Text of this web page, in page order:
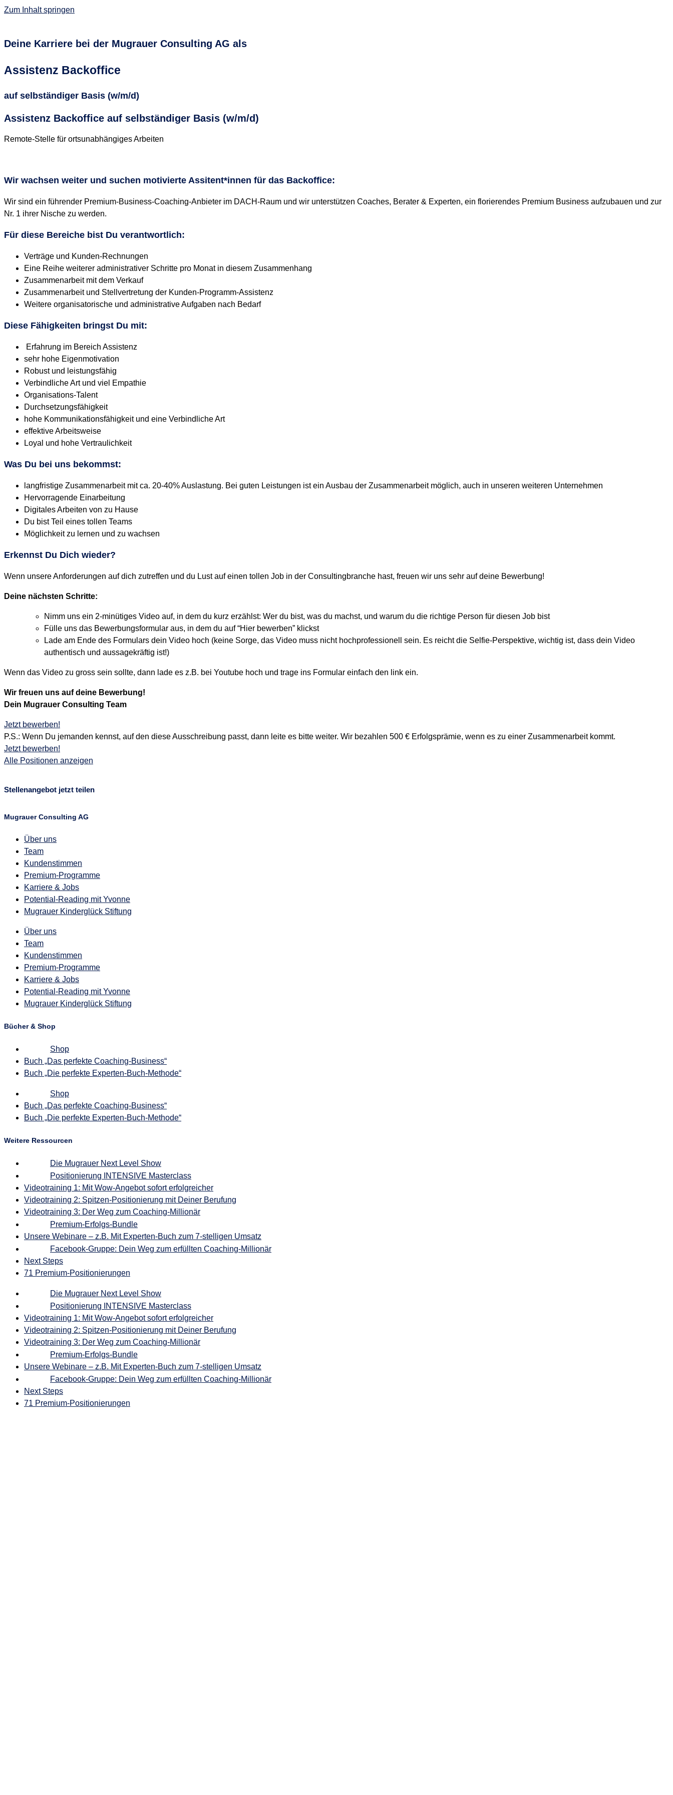
Zum Inhalt springen
Deine Karriere bei der Mugrauer Consulting AG als
Assistenz Backoffice
auf selbständiger Basis (w/m/d)
Assistenz Backoffice auf selbständiger Basis (w/m/d)
Remote-Stelle für ortsunabhängiges Arbeiten
Wir wachsen weiter und suchen motivierte Assitent*innen für das Backoffice:
Wir sind ein führender Premium-Business-Coaching-Anbieter im DACH-Raum und wir unterstützen Coaches, Berater & Experten, ein florierendes Premium Business aufzubauen und zur
Nr. 1 ihrer Nische zu werden.
Für diese Bereiche bist Du verantwortlich:
Verträge und Kunden-Rechnungen
Eine Reihe weiterer administrativer Schritte pro Monat in diesem Zusammenhang
Zusammenarbeit mit dem Verkauf
Zusammenarbeit und Stellvertretung der Kunden-Programm-Assistenz
Weitere organisatorische und administrative Aufgaben nach Bedarf
Diese Fähigkeiten bringst Du mit:
Erfahrung im Bereich Assistenz
sehr hohe Eigenmotivation
Robust und leistungsfähig
Verbindliche Art und viel Empathie
Organisations-Talent
Durchsetzungsfähigkeit
hohe Kommunikationsfähigkeit und eine Verbindliche Art
effektive Arbeitsweise
Loyal und hohe Vertraulichkeit
Was Du bei uns bekommst:
langfristige Zusammenarbeit mit ca. 20-40% Auslastung. Bei guten Leistungen ist ein Ausbau der Zusammenarbeit möglich, auch in unseren weiteren Unternehmen
​Hervorragende Einarbeitung
Digitales Arbeiten von zu Hause
Du bist Teil eines tollen Teams
Möglichkeit zu lernen und zu wachsen
Erkennst Du Dich wieder?
Wenn unsere Anforderungen auf dich zutreffen und du Lust auf einen tollen Job in der Consultingbranche hast, freuen wir uns sehr auf deine Bewerbung!
Deine nächsten Schritte:
Nimm uns ein 2-minütiges Video auf, in dem du kurz erzählst: Wer du bist, was du machst, und warum du die richtige Person für diesen Job bist
Fülle uns das Bewerbungsformular aus, in dem du auf “Hier bewerben” klickst
Lade am Ende des Formulars dein Video hoch (keine Sorge, das Video muss nicht hochprofessionell sein. Es reicht die Selfie-Perspektive, wichtig ist, dass dein Video
authentisch und aussagekräftig ist!)
Wenn das Video zu gross sein sollte, dann lade es z.B. bei Youtube hoch und trage ins Formular einfach den link ein.
Wir freuen uns auf deine Bewerbung!
Dein Mugrauer Consulting Team
Jetzt bewerben!
P.S.: Wenn Du jemanden kennst, auf den diese Ausschreibung passt, dann leite es bitte weiter. Wir bezahlen 500 € Erfolgsprämie, wenn es zu einer Zusammenarbeit kommt.
Jetzt bewerben!
Alle Positionen anzeigen
Stellenangebot jetzt teilen
Mugrauer Consulting AG
Über uns
Team
Kundenstimmen
Premium-Programme
Karriere & Jobs
Potential-Reading mit Yvonne
Mugrauer Kinderglück Stiftung
Über uns
Team
Kundenstimmen
Premium-Programme
Karriere & Jobs
Potential-Reading mit Yvonne
Mugrauer Kinderglück Stiftung
Bücher & Shop
Shop
Buch „Das perfekte Coaching-Business“
Buch „Die perfekte Experten-Buch-Methode“
Shop
Buch „Das perfekte Coaching-Business“
Buch „Die perfekte Experten-Buch-Methode“
Weitere Ressourcen
Die Mugrauer Next Level Show
Positionierung INTENSIVE Masterclass
Videotraining 1: Mit Wow-Angebot sofort erfolgreicher
Videotraining 2: Spitzen-Positionierung mit Deiner Berufung
Videotraining 3: Der Weg zum Coaching-Millionär
Premium-Erfolgs-Bundle
Unsere Webinare – z.B. Mit Experten-Buch zum 7-stelligen Umsatz
Facebook-Gruppe: Dein Weg zum erfüllten Coaching-Millionär
Next Steps
71 Premium-Positionierungen
Die Mugrauer Next Level Show
Positionierung INTENSIVE Masterclass
Videotraining 1: Mit Wow-Angebot sofort erfolgreicher
Videotraining 2: Spitzen-Positionierung mit Deiner Berufung
Videotraining 3: Der Weg zum Coaching-Millionär
Premium-Erfolgs-Bundle
Unsere Webinare – z.B. Mit Experten-Buch zum 7-stelligen Umsatz
Facebook-Gruppe: Dein Weg zum erfüllten Coaching-Millionär
Next Steps
71 Premium-Positionierungen